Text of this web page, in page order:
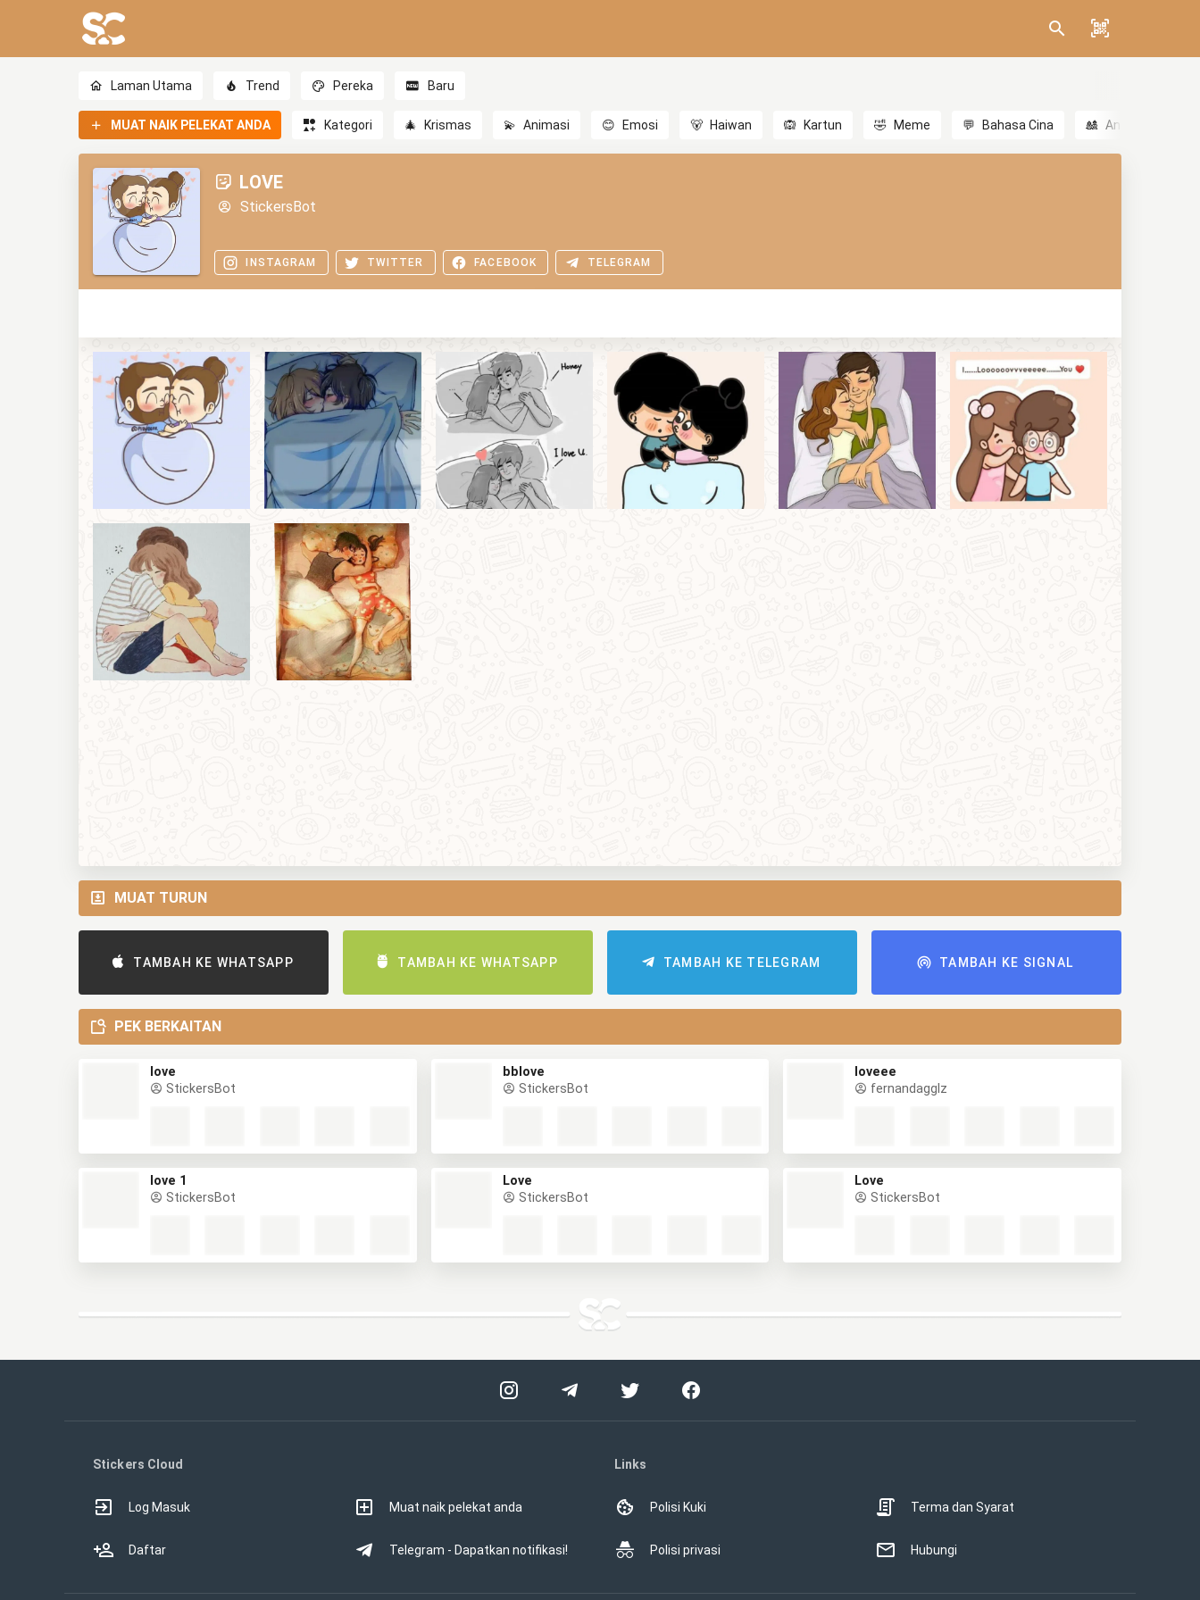
Laman Utama Trend Pereka Baru
MUAT NAIK PELEKAT ANDA Kategori 🎄 Krismas 💫 Animasi 😊 Emosi 🐻 Haiwan 🙉 Kartun 🤣 Meme 💬 Bahasa Cina 🎎 Anime
LOVE
StickersBot
INSTAGRAM TWITTER FACEBOOK TELEGRAM
MUAT TURUN
TAMBAH KE WHATSAPP TAMBAH KE WHATSAPP TAMBAH KE TELEGRAM TAMBAH KE SIGNAL
PEK BERKAITAN
love
StickersBot
bblove
StickersBot
loveee
fernandagglz
love 1
StickersBot
Love
StickersBot
Love
StickersBot
Stickers Cloud
Log Masuk
Daftar
Muat naik pelekat anda
Telegram - Dapatkan notifikasi!
Links
Polisi Kuki
Polisi privasi
Terma dan Syarat
Hubungi